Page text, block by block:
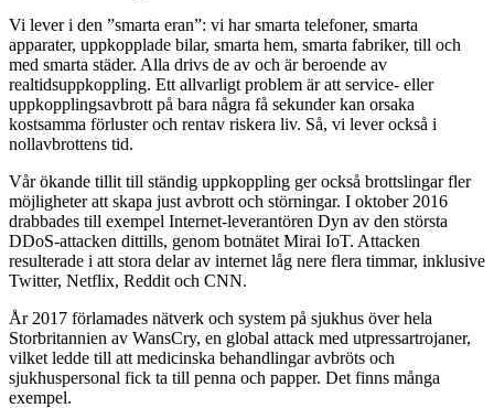
Vi lever i den ”smarta eran”: vi har smarta telefoner, smarta
apparater, uppkopplade bilar, smarta hem, smarta fabriker, till och
med smarta städer. Alla drivs de av och är beroende av
realtidsuppkoppling. Ett allvarligt problem är att service- eller
uppkopplingsavbrott på bara några få sekunder kan orsaka
kostsamma förluster och rentav riskera liv. Så, vi lever också i
nollavbrottens tid.
Vår ökande tillit till ständig uppkoppling ger också brottslingar fler
möjligheter att skapa just avbrott och störningar. I oktober 2016
drabbades till exempel Internet-leverantören Dyn av den största
DDoS-attacken dittills, genom botnätet Mirai IoT. Attacken
resulterade i att stora delar av internet låg nere flera timmar, inklusive
Twitter, Netflix, Reddit och CNN.
År 2017 förlamades nätverk och system på sjukhus över hela
Storbritannien av WansCry, en global attack med utpressartrojaner,
vilket ledde till att medicinska behandlingar avbröts och
sjukhuspersonal fick ta till penna och papper. Det finns många
exempel.